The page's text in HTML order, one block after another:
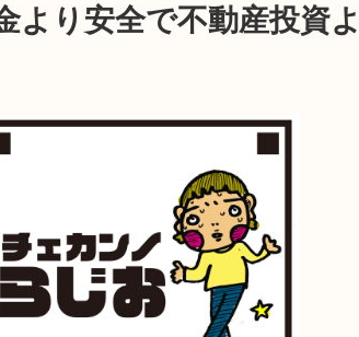
より安全で不動産投資